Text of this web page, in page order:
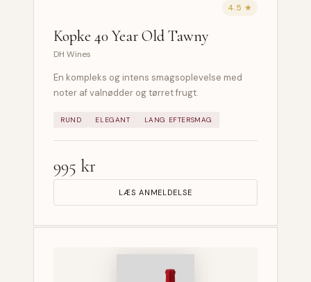
4.5 ★
Kopke 40 Year Old Tawny
DH Wines
En kompleks og intens smagsoplevelse med
noter af valnødder og tørret frugt.
RUND ELEGANT LANG EFTERSMAG
995 kr
LÆS ANMELDELSE